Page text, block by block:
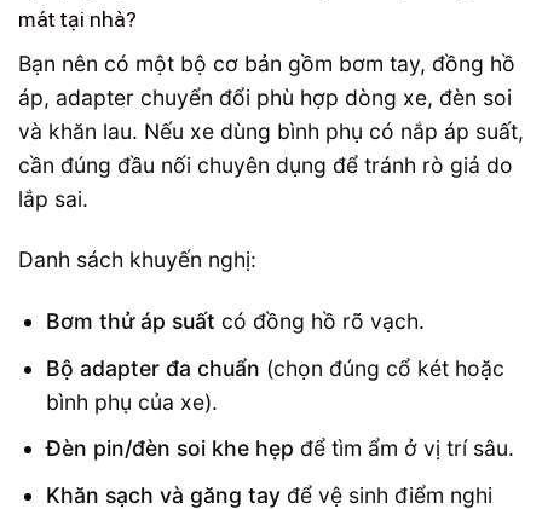
mát tại nhà?
Bạn nên có một bộ cơ bản gồm bơm tay, đồng hồ
áp, adapter chuyển đổi phù hợp dòng xe, đèn soi
và khăn lau. Nếu xe dùng bình phụ có nắp áp suất,
cần đúng đầu nối chuyên dụng để tránh rò giả do
lắp sai.
Danh sách khuyến nghị:
Bơm thử áp suất có đồng hồ rõ vạch.
Bộ adapter đa chuẩn (chọn đúng cổ két hoặc
bình phụ của xe).
Đèn pin/đèn soi khe hẹp để tìm ẩm ở vị trí sâu.
Khăn sạch và găng tayđể vệ sinh điểm nghi